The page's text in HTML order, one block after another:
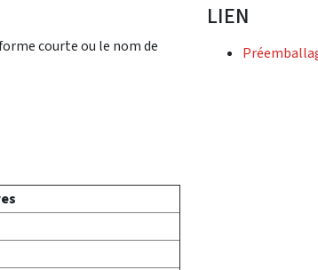
courte ou le nom de
LIEN